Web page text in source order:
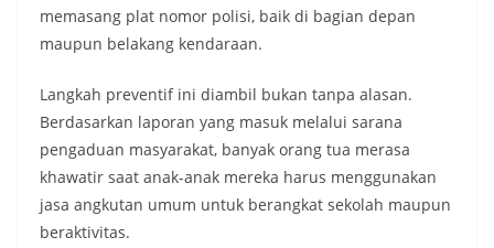
memasang plat nomor polisi, baik di bagian depan
maupun belakang kendaraan.
​Langkah preventif ini diambil bukan tanpa alasan.
Berdasarkan laporan yang masuk melalui sarana
pengaduan masyarakat, banyak orang tua merasa
khawatir saat anak-anak mereka harus menggunakan
jasa angkutan umum untuk berangkat sekolah maupun
beraktivitas.